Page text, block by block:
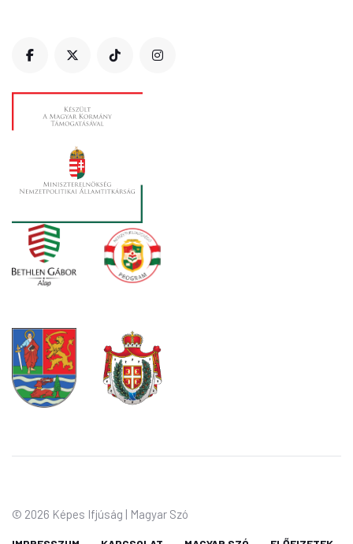
© 2026 Képes Ifjúság | Magyar Szó